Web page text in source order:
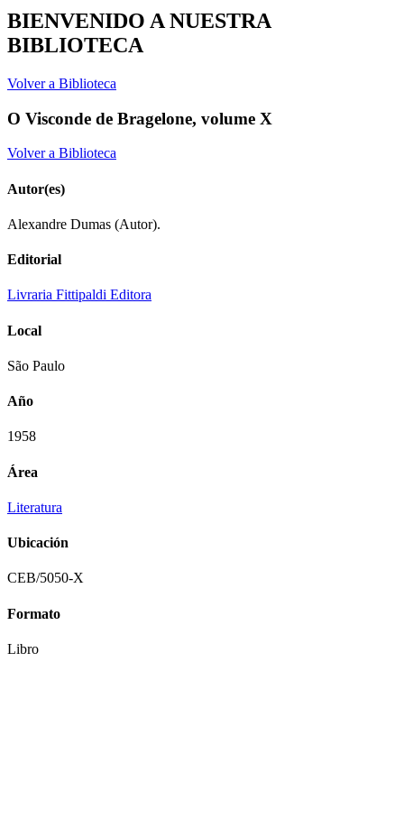
BIENVENIDO A NUESTRA
BIBLIOTECA
Volver a Biblioteca
O Visconde de Bragelone, volume X
Volver a Biblioteca
Autor(es)
Alexandre Dumas (Autor).
Editorial
Livraria Fittipaldi Editora
Local
São Paulo
Año
1958
Área
Literatura
Ubicación
CEB/5050-X
Formato
Libro